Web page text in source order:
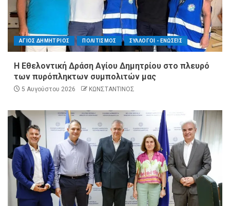
ΑΓΙΟΣ ΔΗΜΗΤΡΙΟΣ ΠΟΛΙΤΙΣΜΟΣ ΣΥΛΛΟΓΟΙ - ΕΝΩΣΕΙΣ
Η Εθελοντική Δράση Αγίου Δημητρίου στο πλευρό
των πυρόπληκτων συμπολιτών μας
5 Αυγούστου 2026 ΚΩΝΣΤΑΝΤΙΝΟΣ